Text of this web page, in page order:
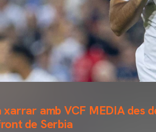
amb VCF MEDIA des
de Serbia